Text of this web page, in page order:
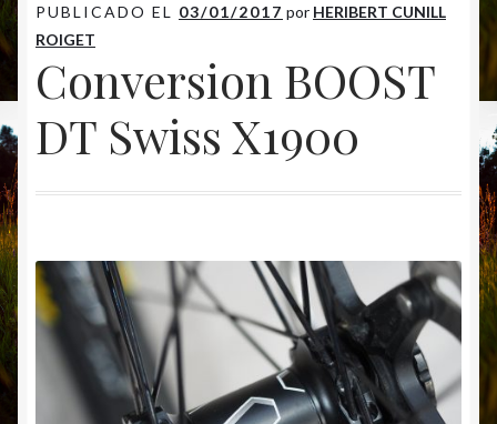
el
hijo
Vertical Engineering Shop
PUBLICADO EL 03/01/2017 por HERIBERT CUNILL
ROIGET
Conversion BOOST
DT Swiss X1900